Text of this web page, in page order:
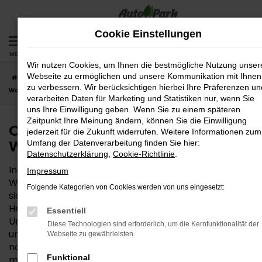
Zum
springen
MENÜ
Startseite Wasserburg Opel
Opel Mokka – die gute Wahl für
Wasserburg
Opel Mokka – die gute Wahl für
Wasserburg
Interesse an einem Opel Mokka? Für Ihre Mobilität in
Wasserburg und Umgebung ist dieses Fahrzeug ganz
sicher eine gute Wahl. Die Qualität steht beim
Hersteller Opel außer Frage und zeigt sich in vollem
Umfang auch im Mokka. Hinzu kommt ein fairer Preis
und die Vielseitigkeit, die dieses Modell so passend für
nahezu alle Anforderungen in der Region Wasserburg
Cookie Einstellungen
Wir nutzen Cookies, um Ihnen die bestmögliche Nutzung
Webseite zu ermöglichen und unsere Kommunikation mit Ihnen
zu verbessern. Wir berücksichtigen hierbei Ihre Präferenzen
verarbeiten Daten für Marketing und Statistiken nur, wenn Sie
uns Ihre Einwilligung geben. Wenn Sie zu einem späteren
Zeitpunkt Ihre Meinung ändern, können Sie die Einwilligung
jederzeit für die Zukunft widerrufen. Weitere Informationen zum
Umfang der Datenverarbeitung finden Sie hier:
Datenschutzerklärung Cookie-Richtlinie
Impressum
Folgende Kategorien von Cookies werden von uns eingesetzt:
Essentiell
Diese Technologien sind erforderlich, um die Kernfunktionalität der
Webseite zu gewährleisten.
Funktional